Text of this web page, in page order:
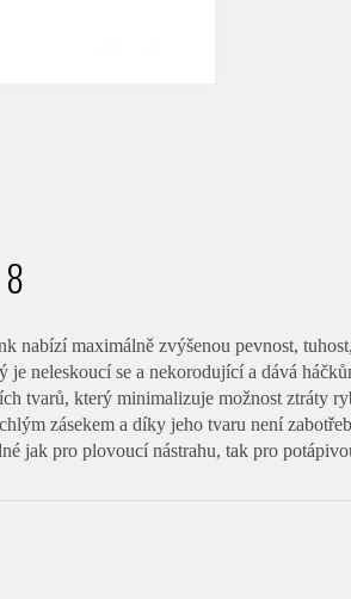
nabízí maximálně zvýšenou pevnost,
neleskoucí se a nekorodující a dává
tvarů, který minimalizuje možnost ztráty
zásekem a díky jeho tvaru není
jak pro plovoucí nástrahu, tak pro